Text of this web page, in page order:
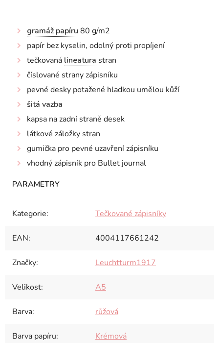
gramáž papíru 80 g/m2
papír bez kyselin, odolný proti propíjení
tečkovaná lineatura stran
číslované strany zápisníku
pevné desky potažené hladkou umělou kůží
šitá vazba
kapsa na zadní straně desek
látkové záložky stran
gumička pro pevné uzavření zápisníku
vhodný zápisník pro Bullet journal
Kategorie: Tečkované zápisníky
EAN: 4004117661242
Značky: Leuchtturm1917
Velikost: A5
Barva: růžová
Barva papíru: Krémová